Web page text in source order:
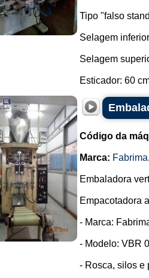
Tipo "falso
Selagem
Selagem
Esticador: 60
Código da
Marca: Fabrima
Embaladora
Empacotadora
- Marca:
- Modelo: VBR
- Rosca, silos e